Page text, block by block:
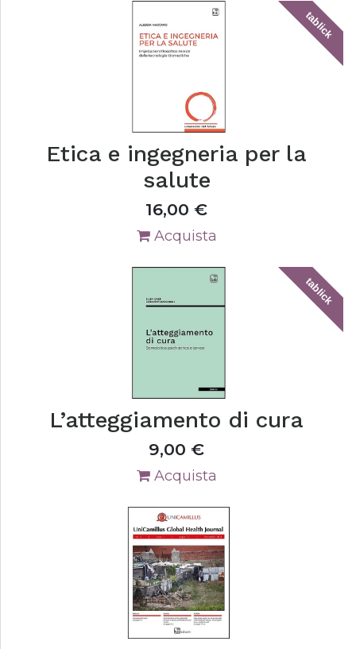
tablick
Etica e ingegneria per la
salute
16,00 €
Acquista
tablick
L’atteggiamento di cura
9,00 €
Acquista